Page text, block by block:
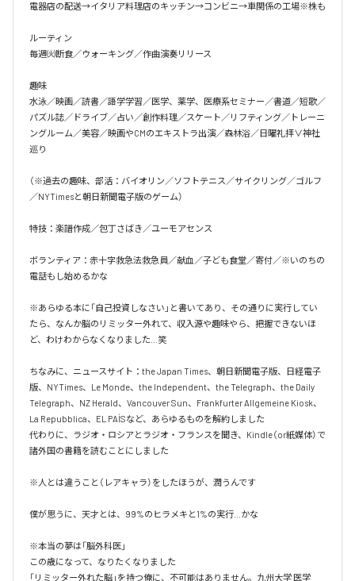
電器店の配送→イタリア料理店のキッチン→コンビニ→車関係の工場※株も
ルーティン
毎週㈫断食／ウォーキング／作曲演奏リリース
趣味
水泳／映画／読書／語学学習／医学、薬学、医療系セミナー／書道／短歌／
パズル誌／ドライブ／占い／創作料理／スケート／リフティング／トレーニ
ングルーム／美容／映画やCMのエキストラ出演／森林浴／日曜礼拝∨神社
巡り
（※過去の趣味、部活：バイオリン／ソフトテニス／サイクリング／ゴルフ
／NYTimesと朝日新聞電子版のゲーム）
特技：楽譜作成／包丁さばき／ユーモアセンス
ボランティア：赤十字救急法救急員／献血／子ども食堂／寄付／※いのちの
電話もし始めるかな
※あらゆる本に「自己投資しなさい」と書いてあり、その通りに実行してい
たら、なんか脳のリミッター外れて、収入源や趣味やら、把握できないほ
ど、わけわからなくなりました…笑
ちなみに、ニュースサイト：the Japan Times、朝日新聞電子版、日経電子
版、NYTimes、Le Monde、the Independent、the Telegraph、the Daily
Telegraph、NZ Herald、Vancouver Sun、Frankfurter Allgemeine Kiosk、
La Repubblica、EL PAÍSなど、あらゆるものを解約しました
代わりに、ラジオ・ロシアとラジオ・フランスを聞き、Kindle（or紙媒体）で
諸外国の書籍を読むことにしました
※人とは違うこと（レアキャラ）をしたほうが、潤うんです
僕が思うに、天才とは、99%のヒラメキと1%の実行…かな
※本当の夢は「脳外科医」
この歳になって、なりたくなりました
「リミッター外れた脳」を持つ俺に、不可能はありません。九州大学 医学